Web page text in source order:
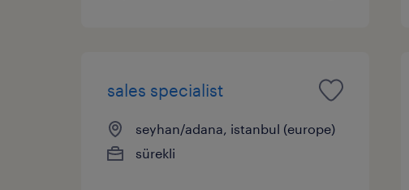
sales specialist
seyhan/adana, istanbul (europe)
sürekli